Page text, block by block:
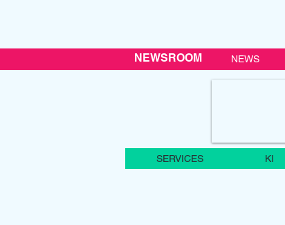
NEWS
NEWSROOM
SERVICES KI